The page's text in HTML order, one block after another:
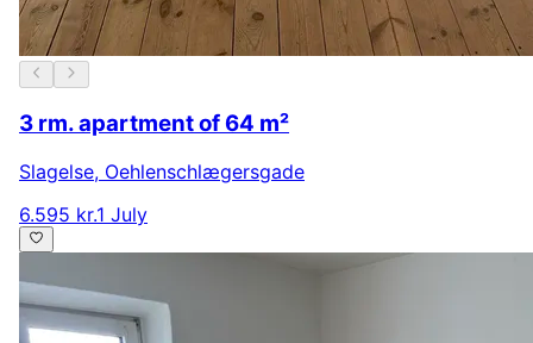
3 rm. apartment of 64 m²
Slagelse, Oehlenschlægersgade
6.595 kr.1 July